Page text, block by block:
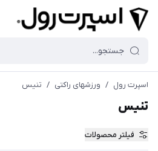
اسپرت رول / ورزشهای راکتی / تنیس
تنیس
فیلتر محصولات